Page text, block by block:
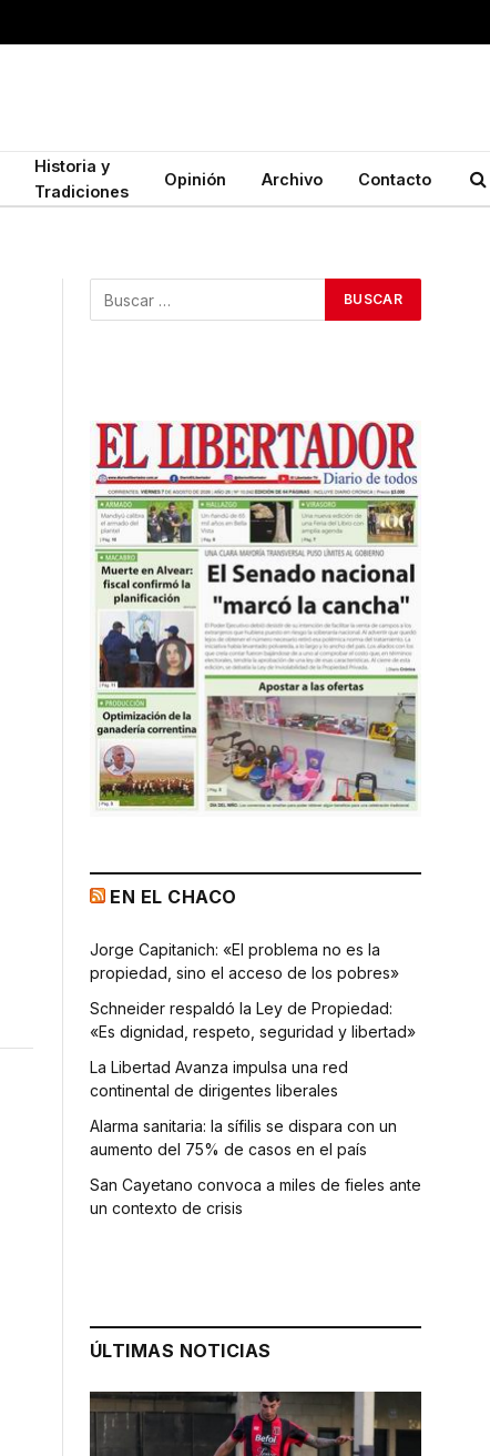
Historia y
Tradiciones
Opinión Archivo Contacto
EN EL CHACO
Jorge Capitanich: «El problema no es la
propiedad, sino el acceso de los pobres»
Schneider respaldó la Ley de Propiedad:
«Es dignidad, respeto, seguridad y libertad»
La Libertad Avanza impulsa una red
continental de dirigentes liberales
Alarma sanitaria: la sífilis se dispara con un
aumento del 75% de casos en el país
San Cayetano convoca a miles de fieles ante
un contexto de crisis
ÚLTIMAS NOTICIAS